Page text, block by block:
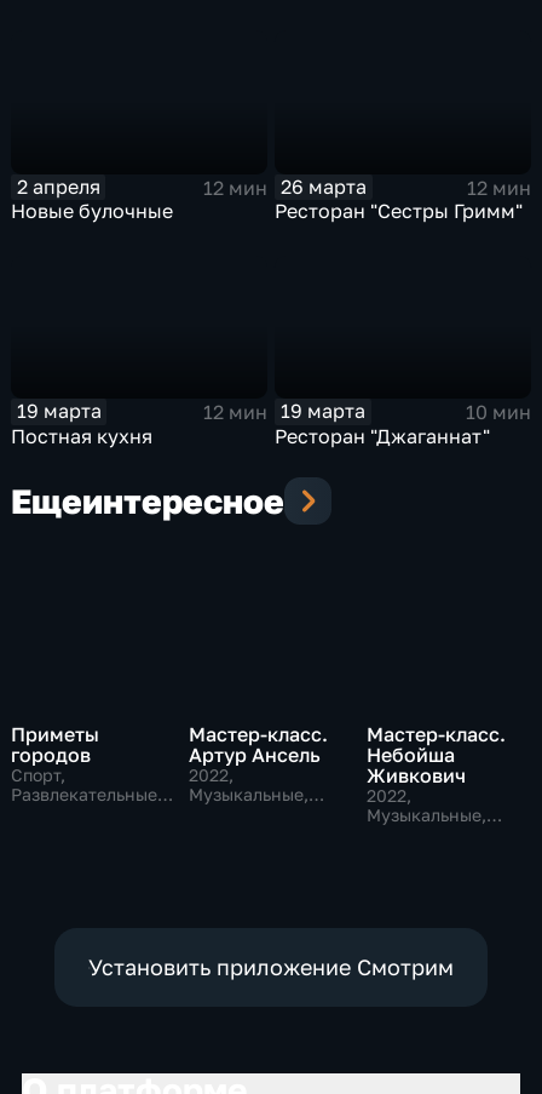
2 апреля
12 мин
Новые булочные
26 марта
12 мин
Ресторан "Сестры Гримм"
19 марта
12 мин
Постная кухня
19 марта
10 мин
Ресторан "Джаганнат"
Ещеинтересное
Приметы
городов
Спорт,
Развлекательные,
Мастер-класс.
Артур Ансель
2022,
Музыкальные,
Мастер-класс.
Небойша
Живкович
2022,
Музыкальные,
Установить приложение Смотрим